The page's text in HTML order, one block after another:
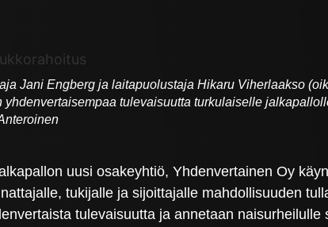
Jani Engberg ja laitapuolustaja Hikaru Viherlaakso
tulevaisuutta turkulaiselle
uusi osakeyhtiö, Yhdenvertainen Oy
tukijalle ja sijoittajalle mahdollisuuden
tulevaisuutta ja annetaan naisurheilulle